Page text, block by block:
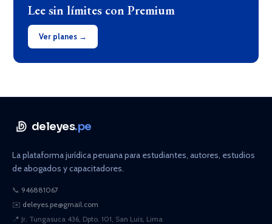
Lee sin límites con Premium
Ver planes →
deleyes.pe
La plataforma jurídica peruana para estudiantes, autores, estudios
de abogados y capacitadores.
📞 946881067
✉️ deleyes.pe@gmail.com
📍 Jr. Tungasuca 436, Dpto. 101, San Luis, Lima